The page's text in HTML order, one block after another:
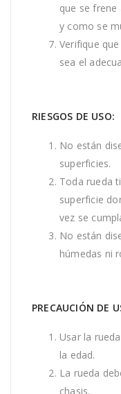
que se frene
y como se
Verifique
sea el
RIESGOS DE USO:
No están
superficies.
Toda rueda
superficie
vez se
No están
húmedas ni
PRECAUCIÓN DE
Usar la
la edad.
La rueda
chasis.